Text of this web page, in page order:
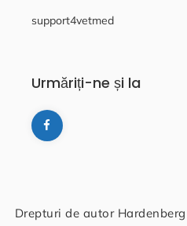
support4vetmed
Urmăriți-ne și la
Drepturi de autor